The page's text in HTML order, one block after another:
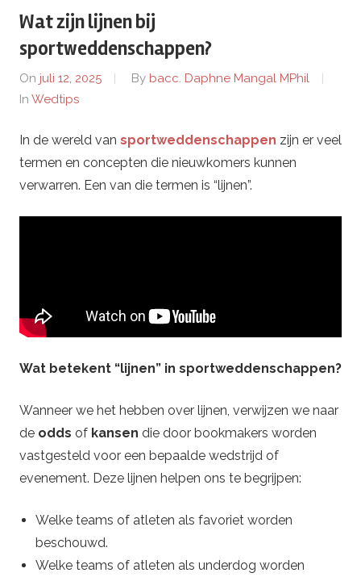
d
a
c
h
i
7
7
r
o
.
c
Wat zijn lijnen bij
sportweddenschappen?
On juli 12, 2025 By bacc. Daphne Mangal MPhil
In Wedtips
In de wereld van sportweddenschappen zijn er veel
termen en concepten die nieuwkomers kunnen
verwarren. Een van die termen is “lijnen”.
Wat betekent “lijnen” in sportweddenschappen?
Wanneer we het hebben over lijnen, verwijzen we naar
de odds of kansen die door bookmakers worden
vastgesteld voor een bepaalde wedstrijd of
evenement. Deze lijnen helpen ons te begrijpen:
Welke teams of atleten als favoriet worden
beschouwd.
Welke teams of atleten als underdog worden